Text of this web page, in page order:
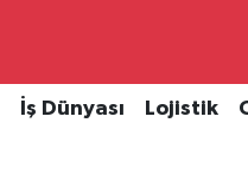
İş Dünyası Lojistik